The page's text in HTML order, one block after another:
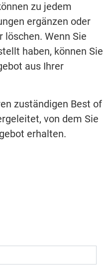
zu jedem
ergänzen oder
löschen. Wenn Sie
haben, können Sie
aus Ihrer
zuständigen Best of
von dem Sie
erhalten.